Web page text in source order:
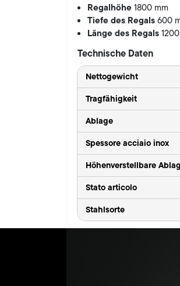
Regalhöhe1800 mm
Tiefe des Regals600
Länge des Regals
Technische Daten
Nettogewicht
Tragfähigkeit
Ablage
Spessore acciaio inox
Höhenverstellbare
Stato articolo
Stahlsorte